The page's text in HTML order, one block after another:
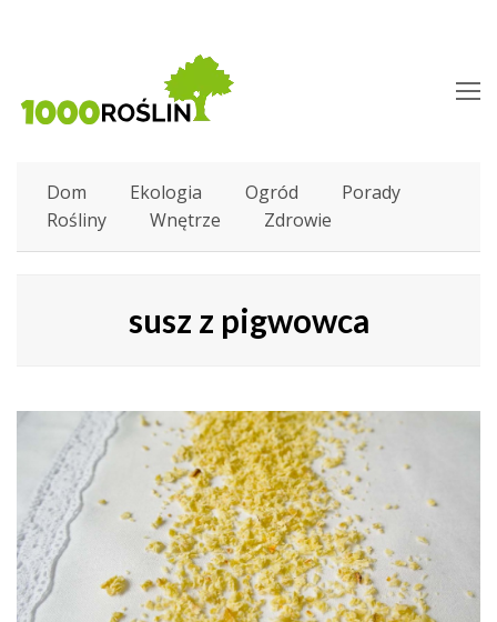
Dom Ekologia Ogród
Porady
Rośliny
Wnętrze Zdrowie
susz z pigwowca